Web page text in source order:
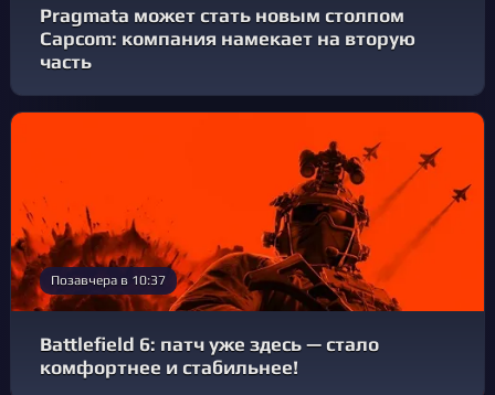
Pragmata может стать новым столпом
Capcom: компания намекает на вторую
часть
Позавчера в 10:37
Battlefield 6: патч уже здесь — стало
комфортнее и стабильнее!